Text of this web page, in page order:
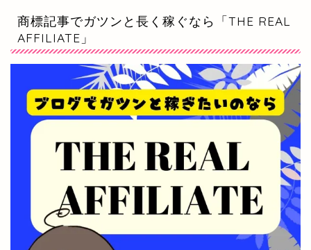
商標記事でガツンと長く稼ぐなら「THE REAL
AFFILIATE」